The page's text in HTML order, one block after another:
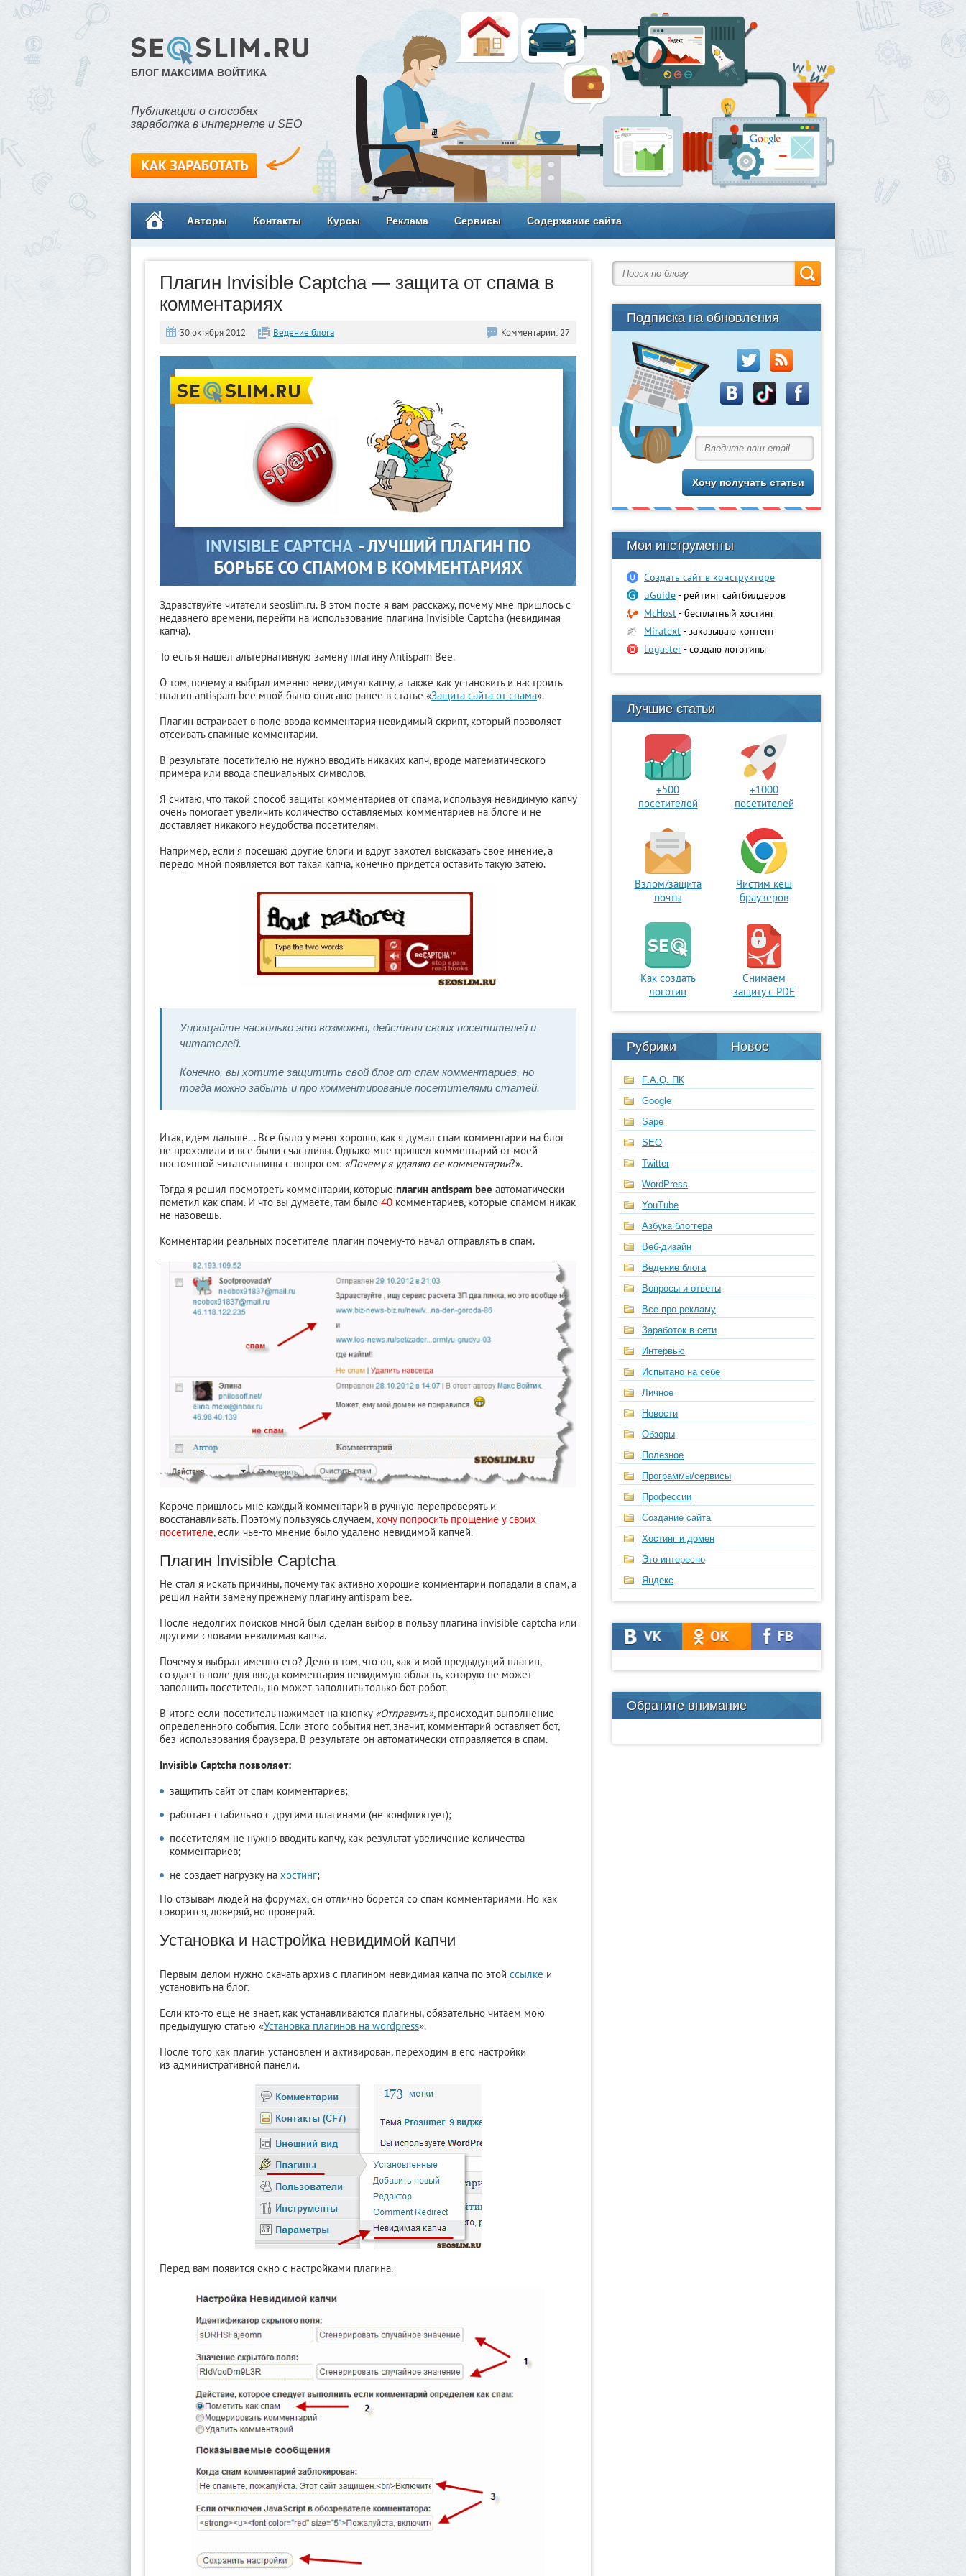
БЛОГ МАКСИМА ВОЙТИКА
Публикации о способах
заработка в интернете и SEO
Авторы Контакты Курсы Реклама Сервисы Содержание сайта
Плагин Invisible Captcha — защита от спама в
комментариях
30 октября 2012 Ведение блога Комментарии: 27
Здравствуйте читатели seoslim.ru. В этом посте я вам расскажу, почему мне пришлось с
недавнего времени, перейти на использование плагина Invisible Captcha (невидимая
капча).
То есть я нашел альтернативную замену плагину Antispam Bee.
О том, почему я выбрал именно невидимую капчу, а также как установить и настроить
плагин antispam bee мной было описано ранее в статье «Защита сайта от спама».
Плагин встраивает в поле ввода комментария невидимый скрипт, который позволяет
отсеивать спамные комментарии.
В результате посетителю не нужно вводить никаких капч, вроде математического
примера или ввода специальных символов.
Я считаю, что такой способ защиты комментариев от спама, используя невидимую капчу
очень помогает увеличить количество оставляемых комментариев на блоге и не
доставляет никакого неудобства посетителям.
Например, если я посещаю другие блоги и вдруг захотел высказать свое мнение, а
передо мной появляется вот такая капча, конечно придется оставить такую затею.
Упрощайте насколько это возможно, действия своих посетителей и
читателей.
Конечно, вы хотите защитить свой блог от спам комментариев, но
тогда можно забыть и про комментирование посетителями статей.
Итак, идем дальше... Все было у меня хорошо, как я думал спам комментарии на блог
не проходили и все были счастливы. Однако мне пришел комментарий от моей
постоянной читательницы с вопросом: «Почему я удаляю ее комментарии?».
Тогда я решил посмотреть комментарии, которые плагин antispam bee автоматически
пометил как спам. И что вы думаете, там было 40 комментариев, которые спамом никак
не назовешь.
Комментарии реальных посетителе плагин почему-то начал отправлять в спам.
Короче пришлось мне каждый комментарий в ручную перепроверять и
восстанавливать. Поэтому пользуясь случаем,хочу попросить прощение у своих
посетителе, если чье-то мнение было удалено невидимой капчей.
Плагин Invisible Captcha
Не стал я искать причины, почему так активно хорошие комментарии попадали в спам, а
решил найти замену прежнему плагину antispam bee.
После недолгих поисков мной был сделан выбор в пользу плагина invisible captcha или
другими словами невидимая капча.
Почему я выбрал именно его? Дело в том, что он, как и мой предыдущий плагин,
создает в поле для ввода комментария невидимую область, которую не может
заполнить посетитель, но может заполнить только бот-робот.
В итоге если посетитель нажимает на кнопку «Отправить», происходит выполнение
определенного события. Если этого события нет, значит, комментарий оставляет бот,
без использования браузера. В результате он автоматически отправляется в спам.
Invisible Captcha позволяет:
защитить сайт от спам комментариев;
работает стабильно с другими плагинами (не конфликтует);
посетителям не нужно вводить капчу, как результат увеличение количества
комментариев;
не создает нагрузку на хостинг;
По отзывам людей на форумах, он отлично борется со спам комментариями. Но как
говорится, доверяй, но проверяй.
Установка и настройка невидимой капчи
Первым делом нужно скачать архив с плагином невидимая капча по этой ссылке и
установить на блог.
Если кто-то еще не знает, как устанавливаются плагины, обязательно читаем мою
предыдущую статью «Установка плагинов на wordpress».
После того как плагин установлен и активирован, переходим в его настройки
из административной панели.
Перед вам появится окно с настройками плагина.
Подписка на обновления
Мои инструменты
Создать сайт в конструкторе
uGuidе- рейтинг сайтбилдеров
McHost- бесплатный хостинг
Miratext- заказываю контент
Logaster- создаю логотипы
Лучшие статьи
+500
посетителей
+1000
посетителей
Взлом/защита
почты
Чистим кеш
браузеров
Как создать
логотип
Снимаем
защиту с PDF
Рубрики Новое
F.A.Q. ПК
Google
Sape
SEO
Twitter
WordPress
YouTube
Азбука блоггера
Веб-дизайн
Ведение блога
Вопросы и ответы
Все про рекламу
Заработок в сети
Интервью
Испытано на себе
Личное
Новости
Обзоры
Полезное
Программы/сервисы
Профессии
Создание сайта
Хостинг и домен
Это интересно
Яндекс
Обратите внимание